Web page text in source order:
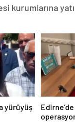
kurumlarına
yürüyüş